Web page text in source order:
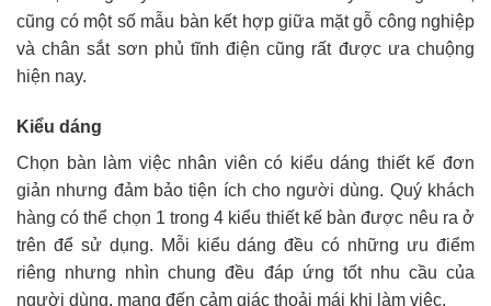
cũng có một số mẫu bàn kết hợp giữa mặt gỗ công nghiệp
và chân sắt sơn phủ tĩnh điện cũng rất được ưa chuộng
hiện nay.
Kiểu dáng
Chọn bàn làm việc nhân viên có kiểu dáng thiết kế đơn
giản nhưng đảm bảo tiện ích cho người dùng. Quý khách
hàng có thể chọn 1 trong 4 kiểu thiết kế bàn được nêu ra ở
trên để sử dụng. Mỗi kiểu dáng đều có những ưu điểm
riêng nhưng nhìn chung đều đáp ứng tốt nhu cầu của
người dùng, mang đến cảm giác thoải mái khi làm việc.